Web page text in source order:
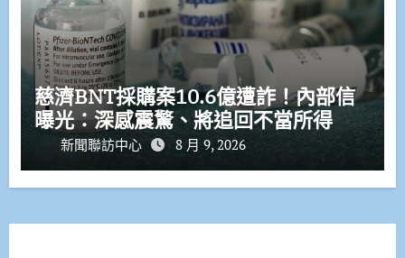
慈濟BNT採購案10.6億遭詐！內部信
曝光：深感震驚、將追回不當所得
新聞聯訪中心 8 月 9, 2026